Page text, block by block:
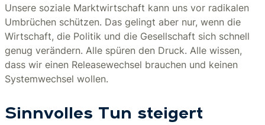
Unsere soziale Marktwirtschaft kann uns vor radikalen
Umbrüchen schützen. Das gelingt aber nur, wenn die
Wirtschaft, die Politik und die Gesellschaft sich schnell
genug verändern. Alle spüren den Druck. Alle wissen,
dass wir einen Releasewechsel brauchen und keinen
Systemwechsel wollen.
Sinnvolles Tun steigert